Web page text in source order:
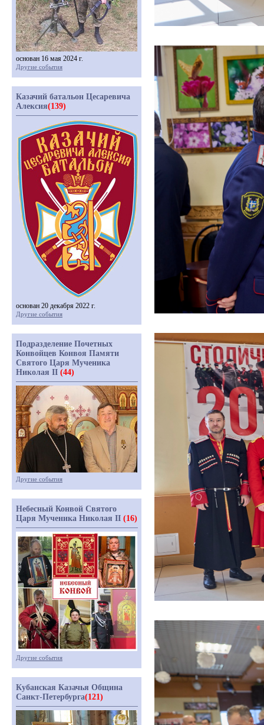
основан 16 мая 2024 г.
Другие события
Казачий батальон Цесаревича
Алексия(139)
основан 20 декабря 2022 г.
Другие события
Подразделение Почетных
Конвойцев Конвоя Памяти
Святого Царя Мученика
Николая II (44)
Другие события
Небесный Конвой Святого
Царя Мученика Николая II (16)
Другие события
Кубанская Казачья Община
Санкт-Петербурга(121)